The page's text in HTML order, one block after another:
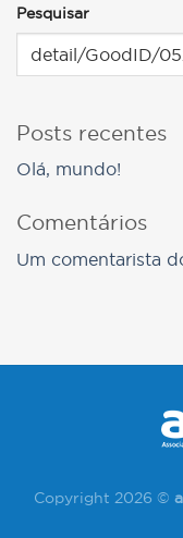
Pesquisar
Posts recentes
Olá, mundo!
Comentários
Um comentarista
Copyright 2026 ©